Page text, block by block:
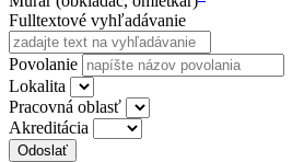
Fulltextové vyhľadávanie
Povolanie
Lokalita
Pracovná oblasť
Akreditácia
Odoslať